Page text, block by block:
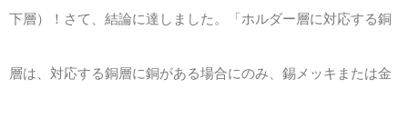
下層）！さて、結論に達しました。「ホルダー層に対応する銅
層は、対応する銅層に銅がある場合にのみ、錫メッキまたは金